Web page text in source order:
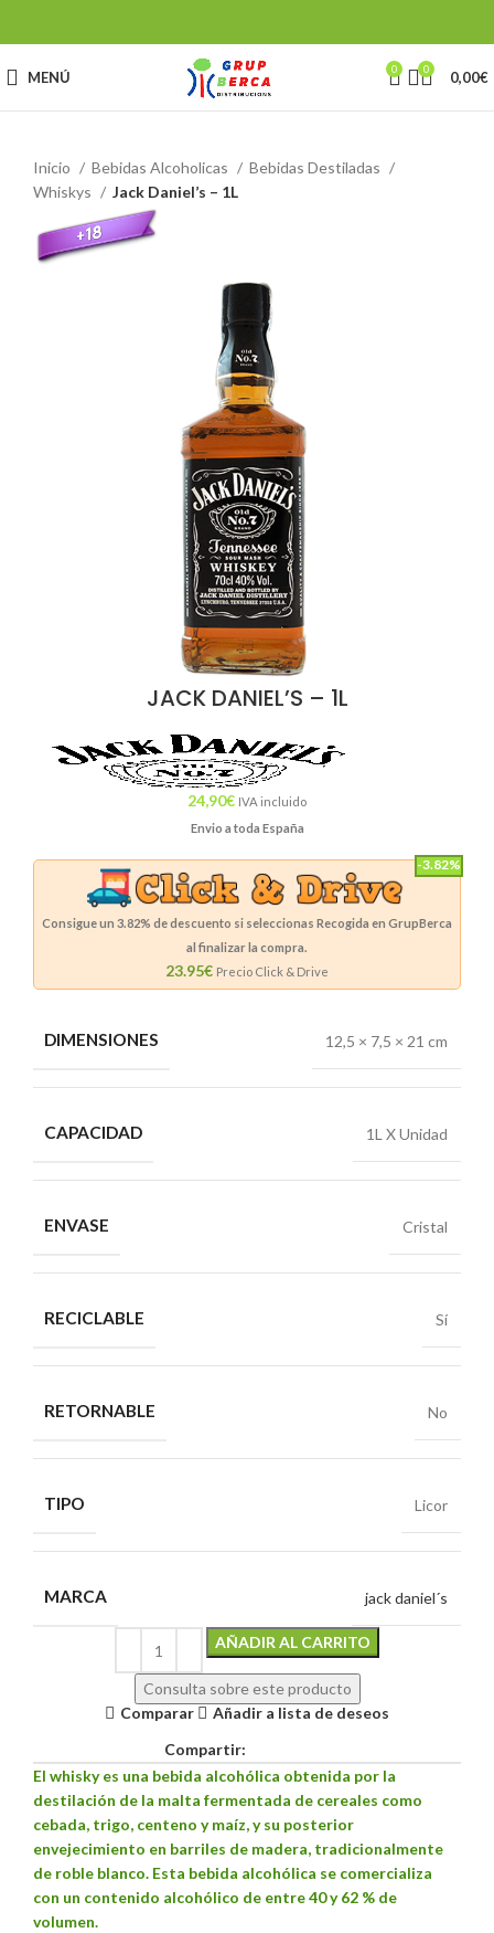
MENÚ 0 0 0,00€
Inicio Bebidas Alcoholicas
Bebidas Destiladas
Whiskys
Jack Daniel’s – 1L
JACK DANIEL’S – 1L
24,90€ IVA incluido
Envio a toda España
-3.82%
Consigue un 3.82% de descuento si seleccionas Recogida en GrupBerca
al finalizar la compra.
23.95€ Precio Click & Drive
DIMENSIONES 12,5 × 7,5 × 21 cm
CAPACIDAD 1L X Unidad
ENVASE Cristal
RECICLABLE Sí
RETORNABLE No
TIPO Licor
MARCA jack daniel´s
AÑADIR AL CARRITO
Consulta sobre este producto
Comparar
Añadir a lista de deseos
Compartir:
El whisky​ es una bebida alcohólica obtenida por la
destilación de la malta fermentada de cereales como
cebada, trigo, centeno y maíz, y su posterior
envejecimiento en barriles de madera, tradicionalmente
de roble blanco. Esta bebida alcohólica se comercializa
con un contenido alcohólico de entre 40 y 62 % de
volumen.